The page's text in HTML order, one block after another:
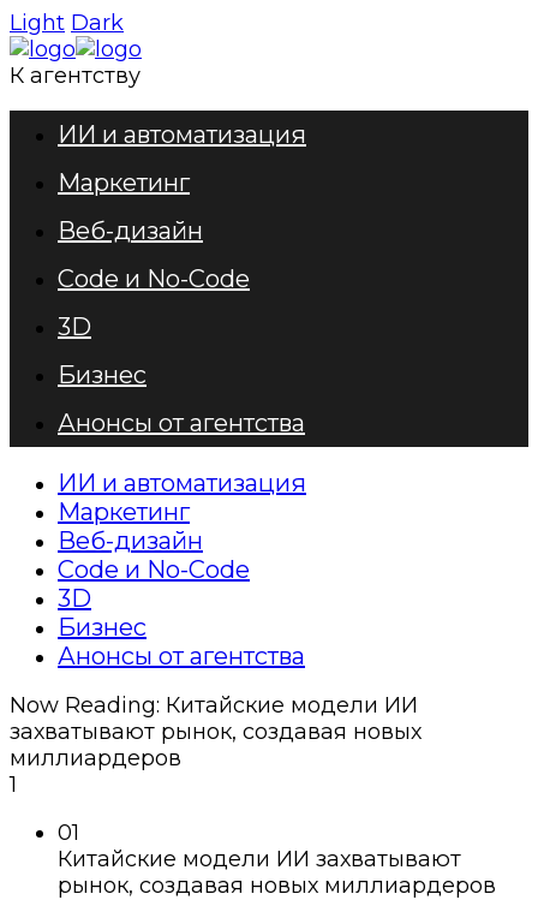
Light Dark
К агентству
ИИ и автоматизация
Маркетинг
Веб-дизайн
Code и No-Code
3D
Бизнес
Анонсы от агентства
ИИ и автоматизация
Маркетинг
Веб-дизайн
Code и No-Code
3D
Бизнес
Анонсы от агентства
Now Reading: Китайские модели ИИ
захватывают рынок, создавая новых
миллиардеров
1
01
Китайские модели ИИ захватывают
рынок, создавая новых миллиардеров